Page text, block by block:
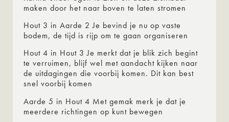
maken door het naar boven te laten stromen
Hout 3 in Aarde 2 Je bevind je nu op vaste
bodem, de tijd is rijp om te gaan organiseren
Hout 4 in Hout 3 Je merkt dat je blik zich begint
te verruimen, blijf wel met aandacht kijken naar
de uitdagingen die voorbij komen. Dit kan best
snel voorbij komen
Aarde 5 in Hout 4 Met gemak merk je dat je
meerdere richtingen op kunt bewegen